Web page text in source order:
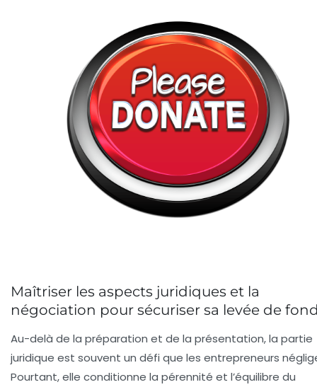
Maîtriser les aspects juridiques et la
négociation pour sécuriser sa levée de
Au-delà de la préparation et de la présentation, la partie
juridique est souvent un défi que les entrepreneurs
Pourtant, elle conditionne la pérennité et l’équilibre du